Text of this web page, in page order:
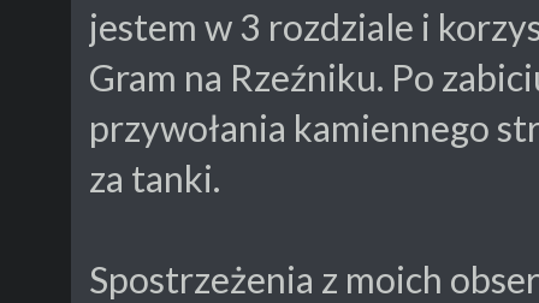
jestem w 3 rozdziale i
Gram na Rzeźniku. Po
przywołania kamiennego
za tanki.
Spostrzeżenia z moich